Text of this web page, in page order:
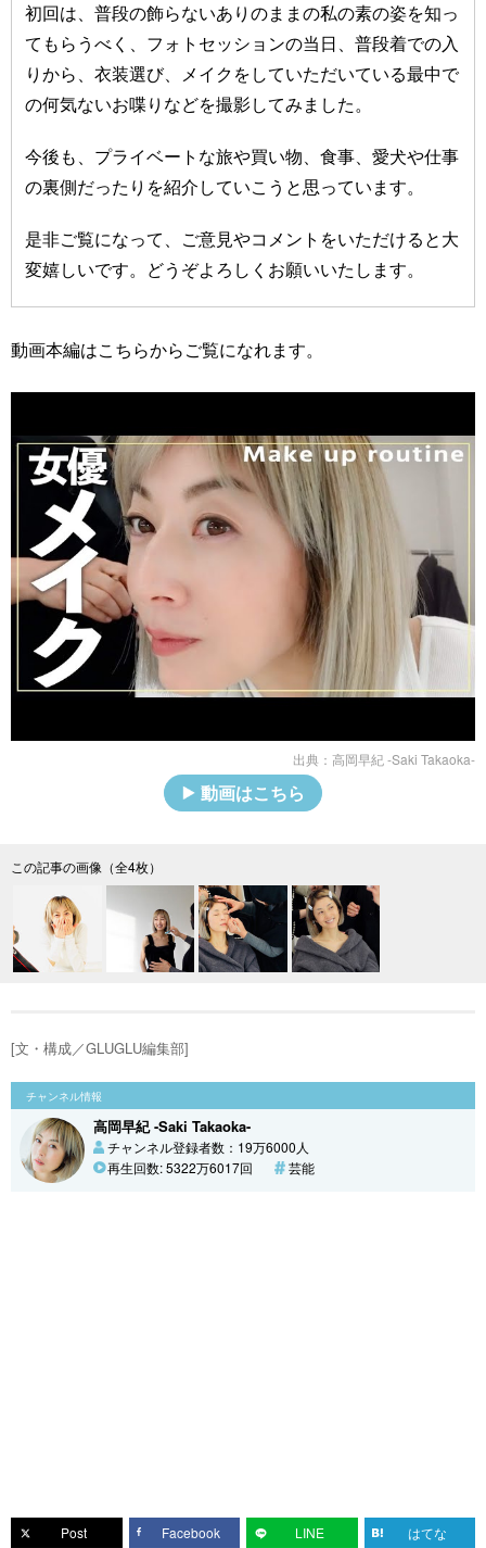
初回は、普段の飾らないありのままの私の素の姿を知っ
てもらうべく、フォトセッションの当日、普段着での入
りから、衣装選び、メイクをしていただいている最中で
の何気ないお喋りなどを撮影してみました。
今後も、プライベートな旅や買い物、食事、愛犬や仕事
の裏側だったりを紹介していこうと思っています。
是非ご覧になって、ご意見やコメントをいただけると大
変嬉しいです。どうぞよろしくお願いいたします。
動画本編はこちらからご覧になれます。
出典： 高岡早紀 -Saki Takaoka-
動画はこちら
この記事の画像（全4枚）
[文・構成／GLUGLU編集部]
チャンネル情報
高岡早紀 -Saki Takaoka-
チャンネル登録者数：19万6000人
再生回数: 5322万6017回
芸能
Post Facebook LINE はてな